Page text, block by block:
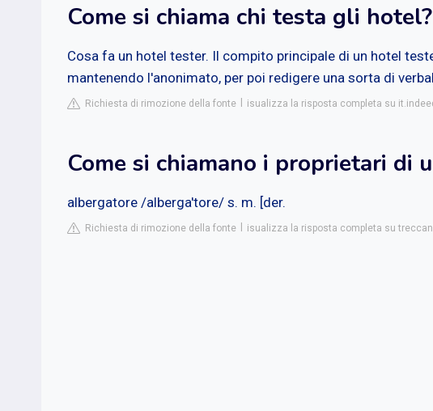
Come si chiama chi testa gli hotel?
Cosa fa un hotel tester. Il compito principale di un hotel
mantenendo l'anonimato, per poi redigere una sorta di
Richiesta di rimozione della fonte isualizza la risposta completa su
Come si chiamano i proprietari di
albergatore /alberga'tore/ s. m. [der.
Richiesta di rimozione della fonte isualizza la risposta completa su